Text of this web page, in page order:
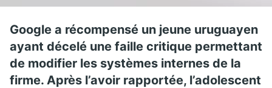
Google a récompensé un jeune uruguayen
ayant décelé une faille critique permettant
de modifier les systèmes internes de la
firme. Après l’avoir rapportée, l’adolescent